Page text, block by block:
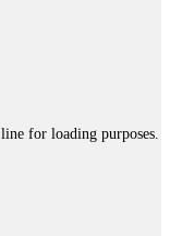
for loading purposes.